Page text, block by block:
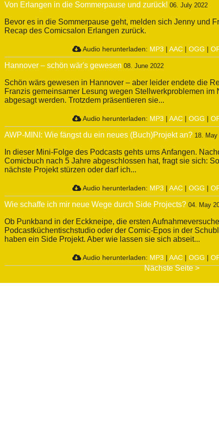
Von Erlangen in die Sommerpause und zurück! 06. July 2022
Bevor es in die Sommerpause geht, melden sich Jenny und
Recap des Comicsalon Erlangen zurück.
Audio herunterladen: MP3 | AAC| OGG |
Hannover – schön wär's gewesen 08. June 2022
Schön wärs gewesen in Hannover – aber leider endete die
Franzis gemeinsamer Lesung wegen Stellwerkproblemen im
abgesagt werden. Trotzdem präsentieren sie...
Audio herunterladen: MP3 | AAC| OGG |
AWP-MINI: Wie fängst du ein neues (Buch)Projekt an? 18. May
In dieser Mini-Folge des Podcasts gehts ums Anfangen.
Comicbuch nach 5 Jahre abgeschlossen hat, fragt sie sich:
nächste Projekt stürzen oder darf ich...
Audio herunterladen: MP3 | AAC| OGG |
Wie schaffe ich mir neue Wege durch Side Projects? 04. May
Ob Punkband in der Eckkneipe, die ersten
Podcastküchentischstudio oder der Comic-Epos in der
haben ein Side Projekt. Aber wie lassen sie sich abseit...
Audio herunterladen: MP3 | AAC| OGG |
Nächste Seite >